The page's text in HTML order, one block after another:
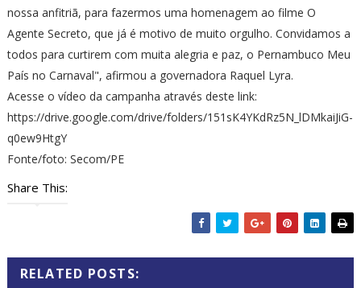
nossa anfitriã, para fazermos uma homenagem ao filme O
Agente Secreto, que já é motivo de muito orgulho. Convidamos a
todos para curtirem com muita alegria e paz, o Pernambuco Meu
País no Carnaval", afirmou a governadora Raquel Lyra.
Acesse o vídeo da campanha através deste link:
https://drive.google.com/drive/folders/151sK4YKdRz5N_lDMkaiJiG-
q0ew9HtgY
Fonte/foto: Secom/PE
Share This:
RELATED POSTS: